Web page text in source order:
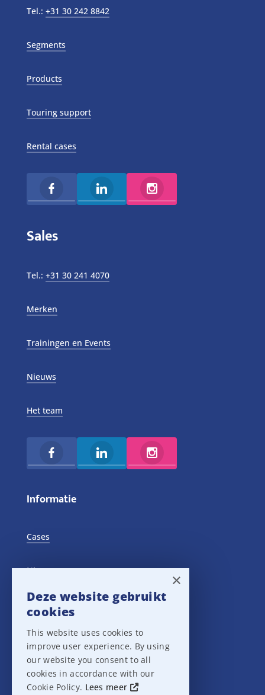
Tel.: +31 30 242 8842
Segments
Products
Touring support
Rental cases
Sales
Tel.: +31 30 241 4070
Merken
Trainingen en Events
Nieuws
Het team
Informatie
Cases
Nieuws
Training Events
Privacy verklaring
Disclaimer
×
Deze website gebruikt
cookies
This website uses cookies to
improve user experience. By using
our website you consent to all
cookies in accordance with our
Cookie Policy. Lees meer